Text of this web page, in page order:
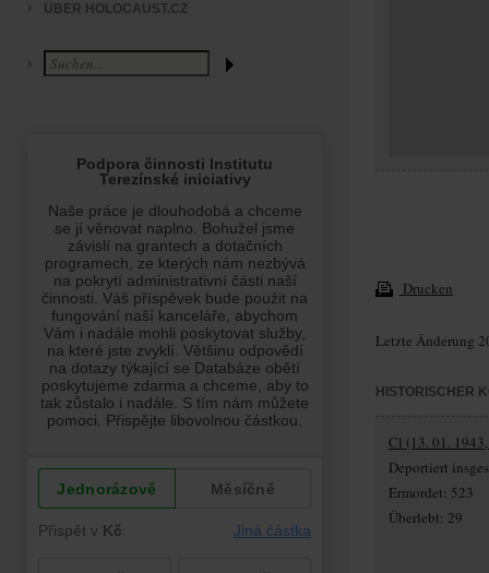
ÜBER HOLOCAUST.CZ
Drucken
Letzte Änderung
HISTORISCHER
Cl (13. 01.
Deportiert
Ermordet: 523
Überlebt: 29